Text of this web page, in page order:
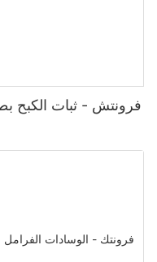
فرونتش - ثبات الكبح